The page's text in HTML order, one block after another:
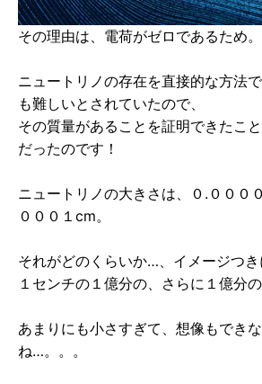
その理由は、電荷がゼロであるため。
ニュートリノの存在を直接的な方法
も難しいとされていたので、
その質量があることを証明できたこ
だったのです！
ニュートリノの大きさは、０.０００
０００１cm。
それがどのくらいか…、イメージつき
１センチの１億分の、さらに１億分
あまりにも小さすぎて、想像もでき
ね…。。。